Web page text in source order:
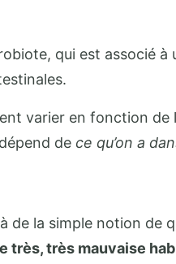
qui est associé à
varier en fonction de
de ce qu’on a
de la simple notion de
très, très mauvaise